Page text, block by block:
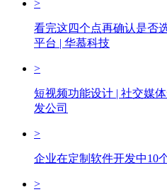
>
看完这四个点再确认是否
平台 | 华慕科技
>
短视频功能设计 | 社交媒
发公司
>
企业在定制软件开发中10
>